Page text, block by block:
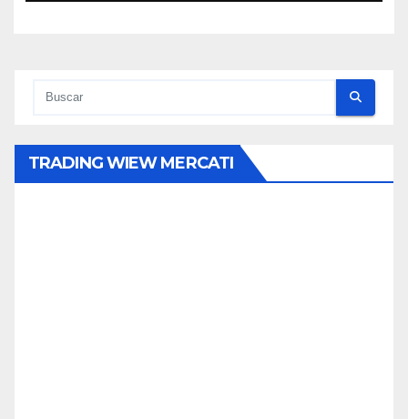
TRADING WIEW MERCATI